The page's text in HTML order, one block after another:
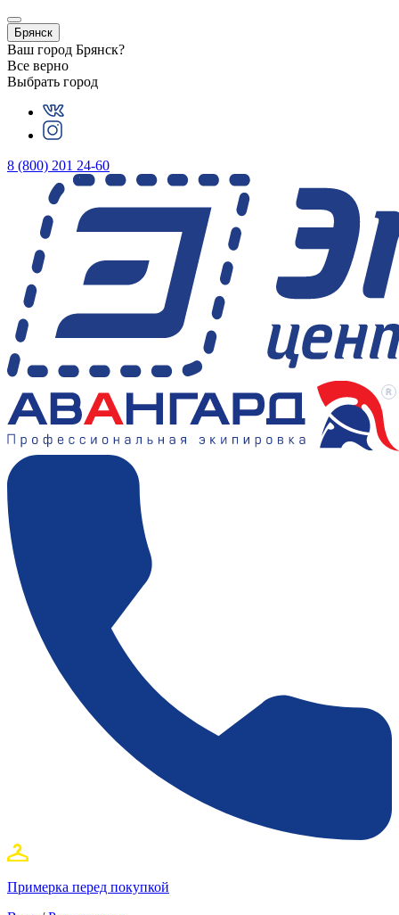
Брянск
Ваш город Брянск?
Все верно
Выбрать город
8 (800) 201 24-60
Примерка перед покупкой